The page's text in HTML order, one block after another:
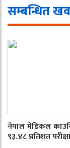
सम्बन्धित
नेपाल मेडिकल
९३.४८ प्रतिशत